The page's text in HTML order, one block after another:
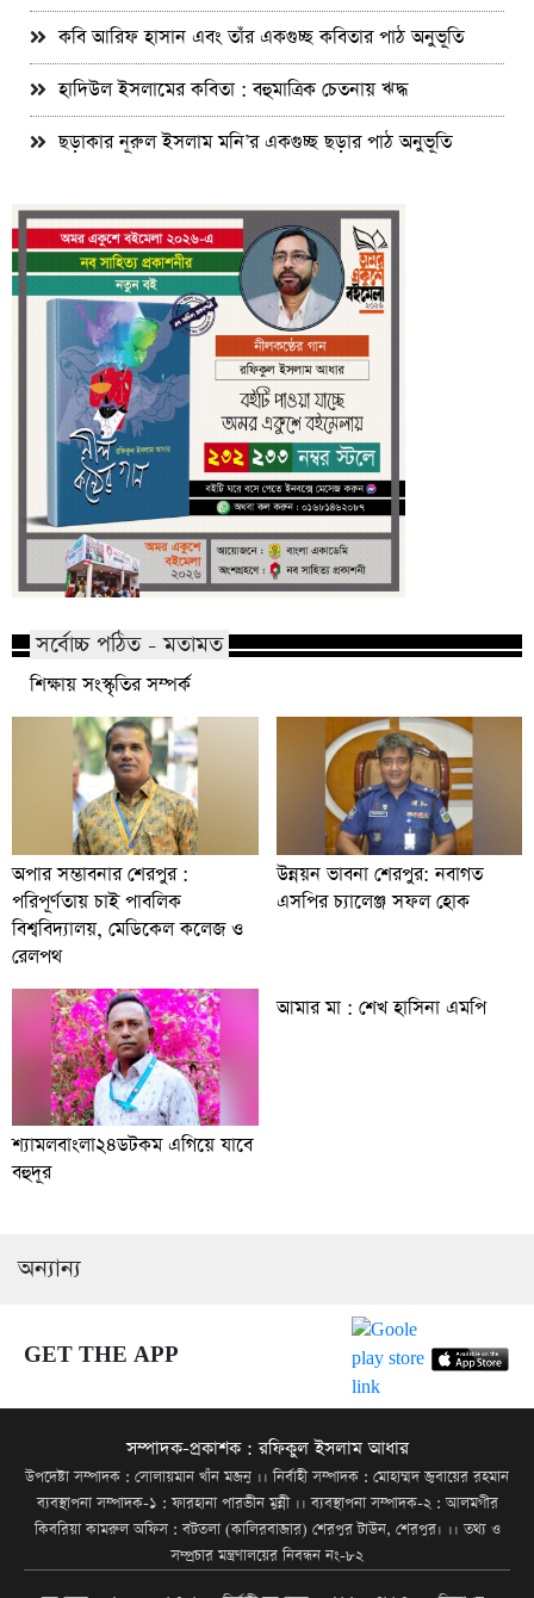
কবি আরিফ হাসান এবং তাঁর একগুচ্ছ কবিতার পাঠ অনুভূতি
হাদিউল ইসলামের কবিতা : বহুমাত্রিক চেতনায় ঋদ্ধ
ছড়াকার নূরুল ইসলাম মনি’র একগুচ্ছ ছড়ার পাঠ অনুভূতি
সর্বোচ্চ পঠিত - মতামত
শিক্ষায় সংস্কৃতির সম্পর্ক
অপার সম্ভাবনার শেরপুর :
পরিপূর্ণতায় চাই পাবলিক
বিশ্ববিদ্যালয়, মেডিকেল কলেজ ও
রেলপথ
উন্নয়ন ভাবনা শেরপুর: নবাগত
এসপির চ্যালেঞ্জ সফল হোক
শ্যামলবাংলা২৪ডটকম এগিয়ে যাবে
বহুদূর
আমার মা : শেখ হাসিনা এমপি
অন্যান্য
GET THE APP
সম্পাদক-প্রকাশক : রফিকুল ইসলাম আধার
উপদেষ্টা সম্পাদক : সোলায়মান খাঁন মজনু ।। নির্বাহী সম্পাদক : মোহাম্মদ জুবায়ের রহমান
ব্যবস্থাপনা সম্পাদক-১ : ফারহানা পারভীন মুন্নী ।। ব্যবস্থাপনা সম্পাদক-২ : আলমগীর
কিবরিয়া কামরুল অফিস : বটতলা (কালিরবাজার) শেরপুর টাউন, শেরপুর। ।। তথ্য ও
সম্প্রচার মন্ত্রণালয়ের নিবন্ধন নং-৮২